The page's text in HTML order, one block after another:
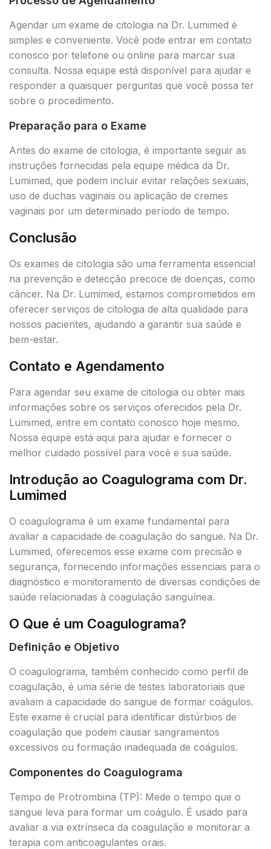
Agendar um exame de citologia na Dr. Lumimed é
simples e conveniente. Você pode entrar em contato
conosco por telefone ou online para marcar sua
consulta. Nossa equipe está disponível para ajudar e
responder a quaisquer perguntas que você possa ter
sobre o procedimento.
Preparação para o Exame
Antes do exame de citologia, é importante seguir as
instruções fornecidas pela equipe médica da Dr.
Lumimed, que podem incluir evitar relações sexuais,
uso de duchas vaginais ou aplicação de cremes
vaginais por um determinado período de tempo.
Conclusão
Os exames de citologia são uma ferramenta essencial
na prevenção e detecção precoce de doenças, como
câncer. Na Dr. Lumimed, estamos comprometidos em
oferecer serviços de citologia de alta qualidade para
nossos pacientes, ajudando a garantir sua saúde e
bem-estar.
Contato e Agendamento
Para agendar seu exame de citologia ou obter mais
informações sobre os serviços oferecidos pela Dr.
Lumimed, entre em contato conosco hoje mesmo.
Nossa equipe está aqui para ajudar e fornecer o
melhor cuidado possível para você e sua saúde.
Introdução ao Coagulograma com Dr.
Lumimed
O coagulograma é um exame fundamental para
avaliar a capacidade de coagulação do sangue. Na Dr.
Lumimed, oferecemos esse exame com precisão e
segurança, fornecendo informações essenciais para o
diagnóstico e monitoramento de diversas condições de
saúde relacionadas à coagulação sanguínea.
O Que é um Coagulograma?
Definição e Objetivo
O coagulograma, também conhecido como perfil de
coagulação, é uma série de testes laboratoriais que
avaliam a capacidade do sangue de formar coágulos.
Este exame é crucial para identificar distúrbios de
coagulação que podem causar sangramentos
excessivos ou formação inadequada de coágulos.
Componentes do Coagulograma
Tempo de Protrombina (TP): Mede o tempo que o
sangue leva para formar um coágulo. É usado para
avaliar a via extrínseca da coagulação e monitorar a
terapia com anticoagulantes orais.